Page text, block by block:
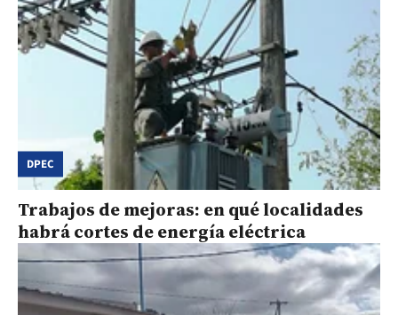
DPEC
Trabajos de mejoras: en qué localidades
habrá cortes de energía eléctrica